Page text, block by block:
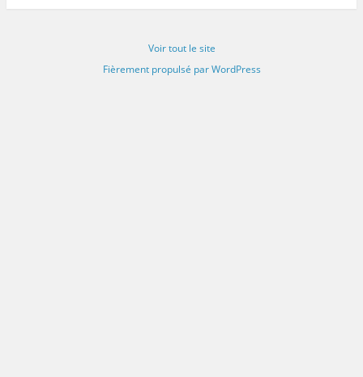
Voir tout le site
Fièrement propulsé par WordPress